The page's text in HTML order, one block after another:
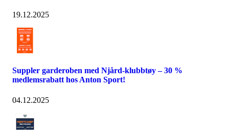
19.12.2025
Suppler garderoben med Njård-klubbtøy – 30 %
medlemsrabatt hos Anton Sport!
04.12.2025